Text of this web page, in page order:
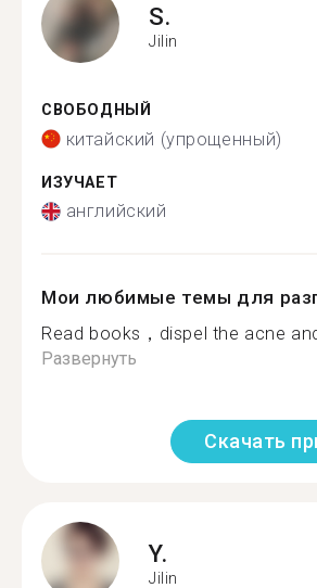
S.
Jilin
СВОБОДНЫЙ
китайский (упрощенный)
ИЗУЧАЕТ
английский
Мои любимые темы для
Read books，dispel the acne
Развернуть
Скачать
Y.
Jilin